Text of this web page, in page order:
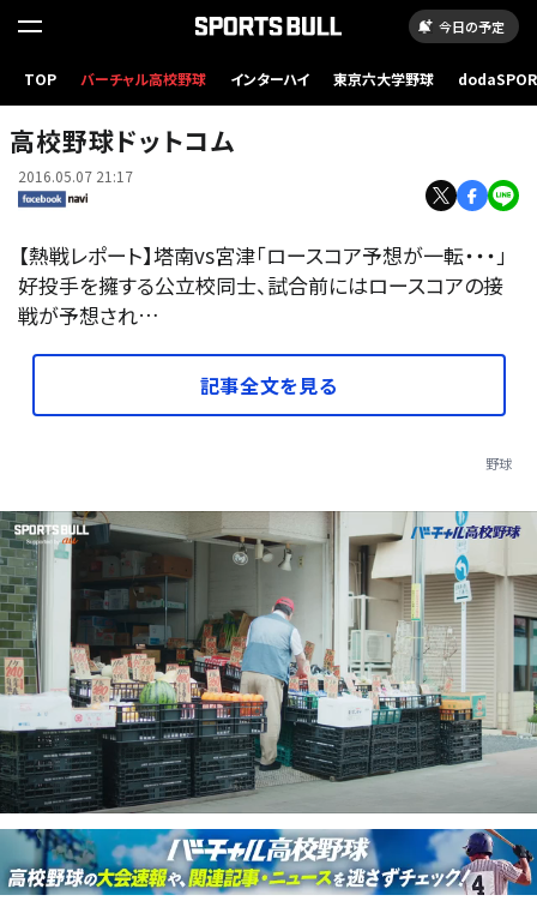
今日の予定
TOP バーチャル高校野球 インターハイ 東京六大学野球
高校野球ドットコム
2016.05.07 21:17
【熱戦レポート】塔南vs宮津「ロースコア予想が一転・・・」
好投手を擁する公立校同士、試合前にはロースコアの接
戦が予想され…
記事全文を見る
野球